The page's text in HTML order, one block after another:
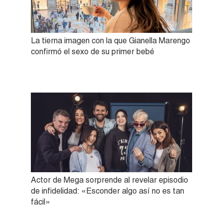
La tierna imagen con la que Gianella Marengo
confirmó el sexo de su primer bebé
Actor de Mega sorprende al revelar episodio
de infidelidad: «Esconder algo así no es tan
fácil»